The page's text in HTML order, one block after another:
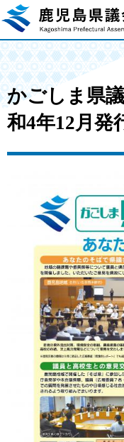
鹿児島県議会
かごしま県
和4年12月発